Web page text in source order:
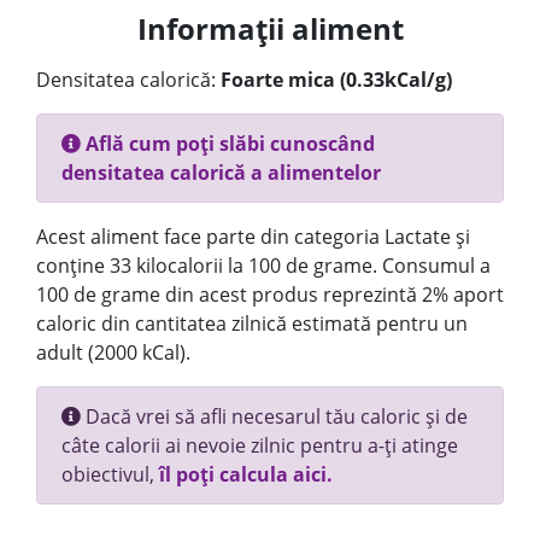
Informații aliment
Densitatea calorică: Foarte mica (0.33kCal/g)
Află cum poți slăbi cunoscând
densitatea calorică a alimentelor
Acest aliment face parte din categoria Lactate și
conține 33 kilocalorii la 100 de grame. Consumul a
100 de grame din acest produs reprezintă 2% aport
caloric din cantitatea zilnică estimată pentru un
adult (2000 kCal).
Dacă vrei să afli necesarul tău caloric și de
câte calorii ai nevoie zilnic pentru a-ți atinge
obiectivul,îl poți calcula aici.